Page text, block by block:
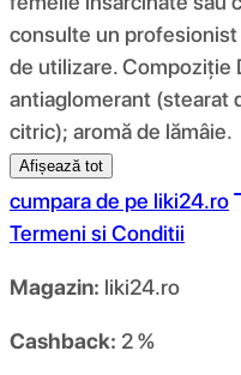
consulte un
de utilizare. Compoziţie
antiaglomerant (stearat
citric); aromă de lămâie.
Afișează tot
cumpara de pe liki24.ro
Termeni si Conditii
Magazin: liki24.ro
Cashback: 2 %